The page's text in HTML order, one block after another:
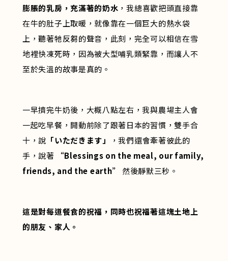
膨脹的乳房，充滿著的奶水 ，我總喜歡把頭直接靠
在牛的肚子上取暖，就像靠在一個巨大的熱水袋
上，聽著牠反芻的聲音，此刻，完全可以相信在雪
地裡快凍死時，因為被大型哺乳類緊靠，而讓人不
至於失溫的故事是真的。
一早擠完牛奶後，大概八點左右，我與農場主人會
一起吃早餐，開動前除了跟著日本的習慣，雙手合
十，說 「いただきます」
，我們還會牽著彼此的
手，說著
“Blessings on the meal, our family,
friends, and the earth”
然後靜默三秒。
這是對每道餐食的祝福，同時也祝福著這塊土地上
的朋友、家人。